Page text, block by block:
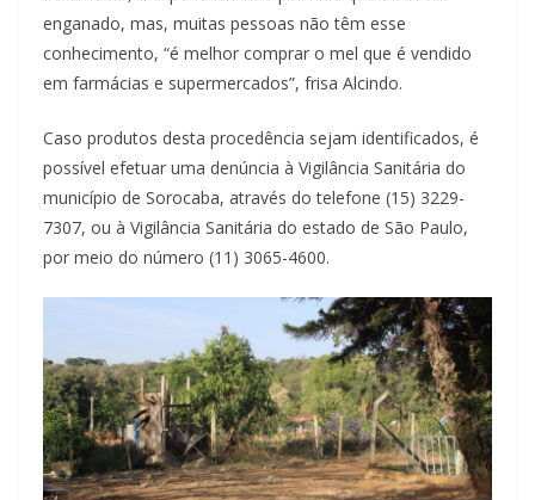
enganado, mas, muitas pessoas não têm esse
conhecimento, “é melhor comprar o mel que é vendido
em farmácias e supermercados”, frisa Alcindo.
Caso produtos desta procedência sejam identificados, é
possível efetuar uma denúncia à Vigilância Sanitária do
município de Sorocaba, através do telefone (15) 3229-
7307, ou à Vigilância Sanitária do estado de São Paulo,
por meio do número (11) 3065-4600.